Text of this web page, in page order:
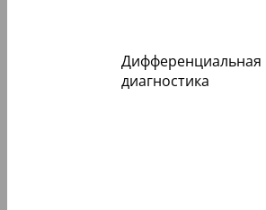
Дифференциальная
диагностика